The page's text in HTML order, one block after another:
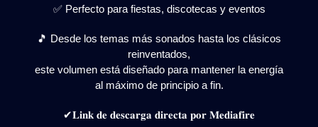
✅ Perfecto para fiestas, discotecas y eventos
🎵 Desde los temas más sonados hasta los clásicos
reinventados,
este volumen está diseñado para mantener la energía
al máximo de principio a fin.
✔𝐋𝐢𝐧𝐤 𝐝𝐞 𝐝𝐞𝐬𝐜𝐚𝐫𝐠𝐚 𝐝𝐢𝐫𝐞𝐜𝐭𝐚 𝐩𝐨𝐫 𝐌𝐞𝐝𝐢𝐚𝐟𝐢𝐫𝐞